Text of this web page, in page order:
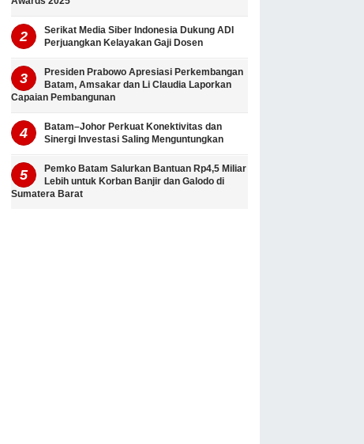
Serikat Media Siber Indonesia Dukung ADI
Perjuangkan Kelayakan Gaji Dosen
Presiden Prabowo Apresiasi Perkembangan
Batam, Amsakar dan Li Claudia Laporkan
Capaian Pembangunan
Batam–Johor Perkuat Konektivitas dan
Sinergi Investasi Saling Menguntungkan
Pemko Batam Salurkan Bantuan Rp4,5 Miliar
Lebih untuk Korban Banjir dan Galodo di
Sumatera Barat